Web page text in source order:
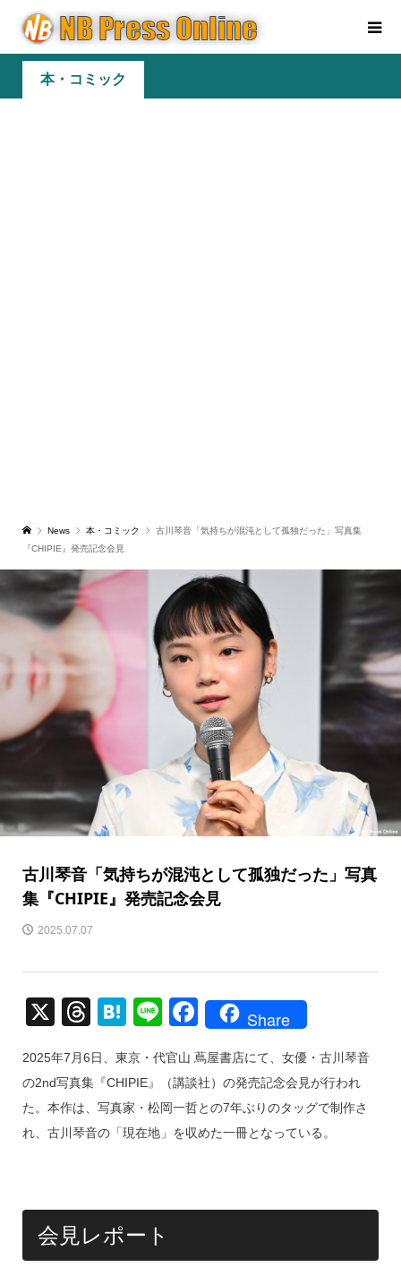
本・コミック
News 本・コミック
古川琴音「気持ちが混沌として孤独だった」写真集
『CHIPIE』発売記念会見
古川琴音「気持ちが混沌として孤独だった」写真
集『CHIPIE』発売記念会見
2025.07.07
X
T
e
a
d
H
e
n
a
Li
e
F
c
e
b
k
Share
2025年7月6日、東京・代官山 蔦屋書店にて、女優・古川琴音
の2nd写真集『CHIPIE』（講談社）の発売記念会見が行われ
た。本作は、写真家・松岡一哲との7年ぶりのタッグで制作さ
れ、古川琴音の「現在地」を収めた一冊となっている。
会見レポート